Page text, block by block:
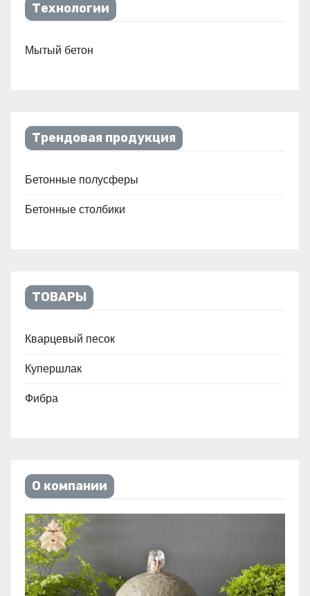
Технологии
Мытый бетон
Трендовая продукция
Бетонные полусферы
Бетонные столбики
ТОВАРЫ
Кварцевый песок
Купершлак
Фибра
О компании